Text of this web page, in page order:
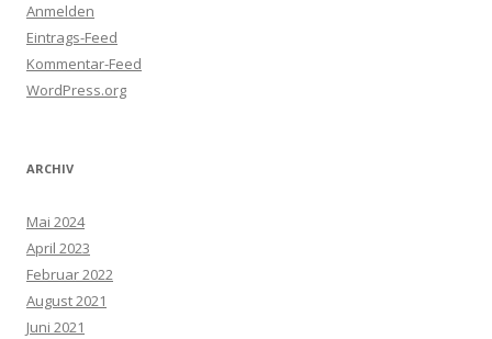
Anmelden
Eintrags-Feed
Kommentar-Feed
WordPress.org
ARCHIV
Mai 2024
April 2023
Februar 2022
August 2021
Juni 2021